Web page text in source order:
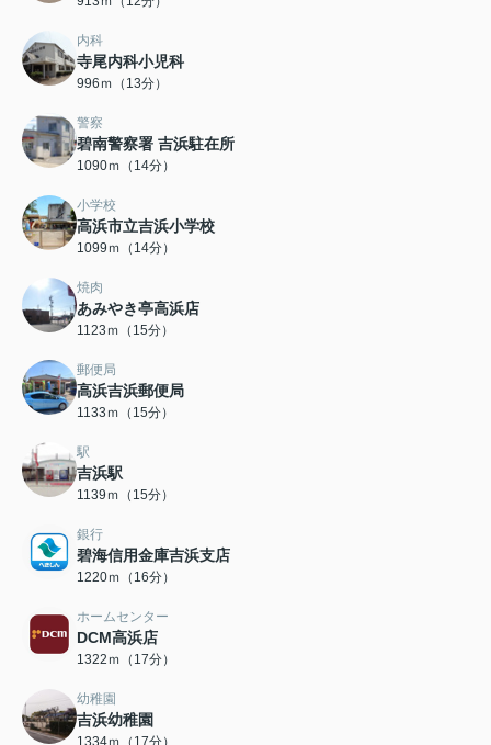
内科
寺尾内科小児科
996ｍ（13分）
警察
碧南警察署 吉浜駐在所
1090ｍ（14分）
小学校
高浜市立吉浜小学校
1099ｍ（14分）
焼肉
あみやき亭高浜店
1123ｍ（15分）
郵便局
高浜吉浜郵便局
1133ｍ（15分）
駅
吉浜駅
1139ｍ（15分）
銀行
碧海信用金庫吉浜支店
1220ｍ（16分）
ホームセンター
DCM高浜店
1322ｍ（17分）
幼稚園
吉浜幼稚園
1334ｍ（17分）